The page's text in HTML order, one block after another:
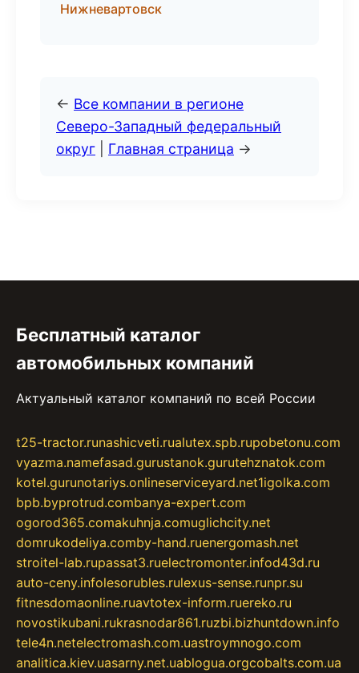
Нижневартовск
← Все компании в регионе
Северо-Западный федеральный
округ
Главная страница →
Бесплатный каталог
автомобильных компаний
Актуальный каталог компаний по всей России
t25-tractor.runashicveti.rualutex.spb.rupobetonu.com
vyazma.namefasad.gurustanok.gurutehznatok.com
kotel.gurunotariys.onlineserviceyard.net1igolka.com
bpb.byprotrud.combanya-expert.com
ogorod365.comakuhnja.comuglichcity.net
domrukodeliya.comby-hand.ruenergomash.net
stroitel-lab.rupassat3.ruelectromonter.infod43d.ru
auto-ceny.infolesorubles.rulexus-sense.runpr.su
fitnesdomaonline.ruavtotex-inform.ruereko.ru
novostikubani.rukrasnodar861.ruzbi.bizhuntdown.info
tele4n.netelectromash.com.uastroymnogo.com
analitica.kiev.uasarny.net.uablogua.orgcobalts.com.ua